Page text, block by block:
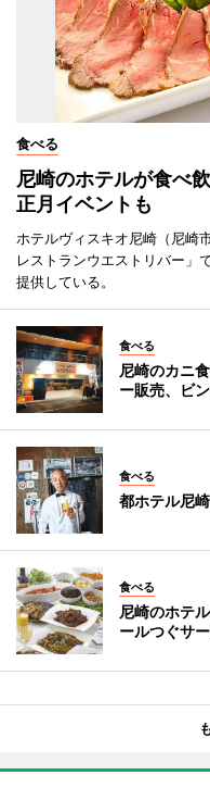
食べる
尼崎のホテルが食べ
正月イベントも
ホテルヴィスキオ尼崎（尼崎
レストランウエストリバー」
提供している。
食べる
尼崎のカニ
ー販売、ビ
食べる
都ホテル尼
食べる
尼崎のホテ
ールつぐサ